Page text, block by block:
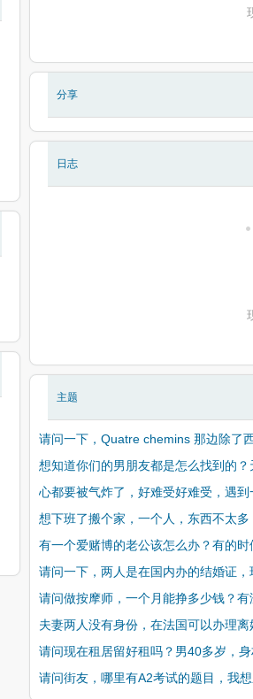
分享
日志
主题
请问一下，Quatre chemins 那边除了
想知道你们的男朋友都是怎么找到的
心都要被气炸了，好难受好难受，遇
想下班了搬个家，一个人，东西不太
有一个爱赌博的老公该怎么办？有的
请问一下，两人是在国内办的结婚证
请问做按摩师，一个月能挣多少钱？
夫妻两人没有身份，在法国可以办理离
请问现在租居留好租吗？男40多岁，
请问街友，哪里有A2考试的题目，我